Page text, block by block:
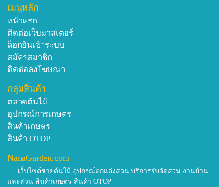
เมนูหลัก
หน้าแรก
ติดต่อเว็บมาสเตอร์
ล็อกอินเข้าระบบ
สมัครสมาชิก
ติดต่อลงโฆษณา
กลุ่มสินค้า
ตลาดต้นไม้
อุปกรณ์การเกษตร
สินค้าเกษตร
สินค้า OTOP
NanaGarden.com
เว็บไซต์ขายต้นไม้ อุปกรณ์ตกแต่งสวน บริการรับจัดสวน งานบ้าน
และสวน สินค้าเกษตร สินค้า OTOP